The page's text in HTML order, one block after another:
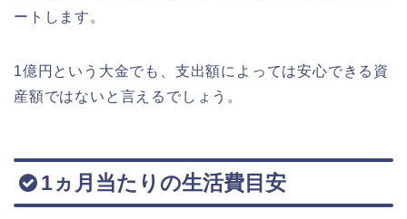
ートします。
1億円という大金でも、支出額によっては安心できる資
産額ではないと言えるでしょう。
1ヵ月当たりの生活費目安